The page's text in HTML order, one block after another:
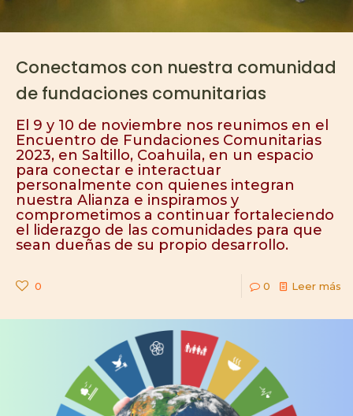
Conectamos con nuestra comunidad
de fundaciones comunitarias
El 9 y 10 de noviembre nos reunimos en el
Encuentro de Fundaciones Comunitarias
2023, en Saltillo, Coahuila, en un espacio
para conectar e interactuar
personalmente con quienes integran
nuestra Alianza e inspiramos y
comprometimos a continuar fortaleciendo
el liderazgo de las comunidades para que
sean dueñas de su propio desarrollo.
0 0 Leer más